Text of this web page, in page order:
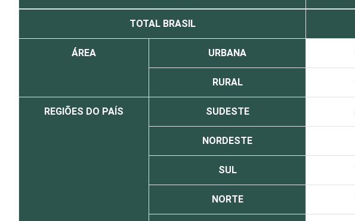
TOTAL BRASIL
ÁREA URBANA
RURAL
REGIÕES DO PAÍS SUDESTE
NORDESTE
SUL
NORTE